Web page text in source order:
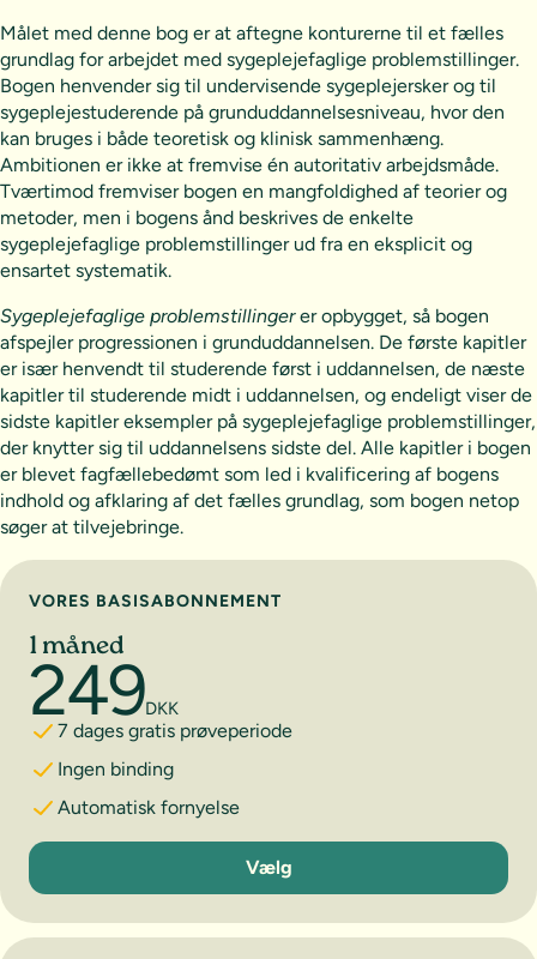
Målet med denne bog er at aftegne konturerne til et fælles
grundlag for arbejdet med sygeplejefaglige problemstillinger.
Bogen henvender sig til undervisende sygeplejersker og til
sygeplejestuderende på grunduddannelsesniveau, hvor den
kan bruges i både teoretisk og klinisk sammenhæng.
Ambitionen er ikke at fremvise én autoritativ arbejdsmåde.
Tværtimod fremviser bogen en mangfoldighed af teorier og
metoder, men i bogens ånd beskrives de enkelte
sygeplejefaglige problemstillinger ud fra en eksplicit og
ensartet systematik.
Sygeplejefaglige problemstillingerer opbygget, så bogen
afspejler progressionen i grunduddannelsen. De første kapitler
er især henvendt til studerende først i uddannelsen, de næste
kapitler til studerende midt i uddannelsen, og endeligt viser de
sidste kapitler eksempler på sygeplejefaglige problemstillinger,
der knytter sig til uddannelsens sidste del. Alle kapitler i bogen
er blevet fagfællebedømt som led i kvalificering af bogens
indhold og afklaring af det fælles grundlag, som bogen netop
søger at tilvejebringe.
Vælg abonnement
VORES BASISABONNEMENT
1 måned
249DKK
7 dages gratis prøveperiode
Ingen binding
Automatisk fornyelse
1 måned
Vælg